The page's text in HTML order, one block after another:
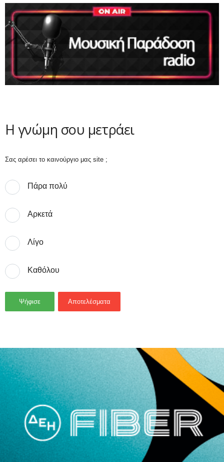
Η γνώμη σου μετράει
Σας αρέσει το καινούργιο μας site ;
Πάρα πολύ
Αρκετά
Λίγο
Καθόλου
Ψήφισε Αποτελέσματα
- Advertisement -